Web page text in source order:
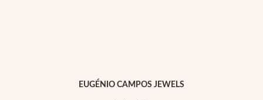
EUGÉNIO CAMPOS JEWELS